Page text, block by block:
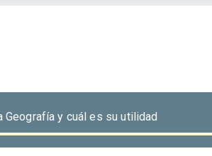
y cuál es su utilidad